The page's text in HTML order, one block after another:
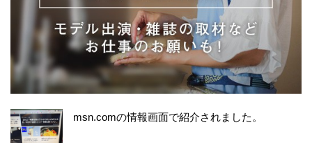
msn.comの情報画面で紹介されました。